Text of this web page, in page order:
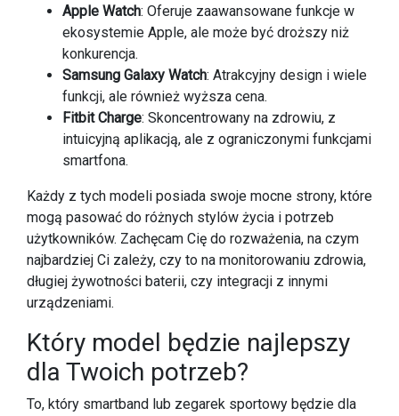
Apple Watch: Oferuje zaawansowane funkcje w
ekosystemie Apple, ale może być droższy niż
konkurencja.
Samsung Galaxy Watch: Atrakcyjny design i wiele
funkcji, ale również wyższa cena.
Fitbit Charge: Skoncentrowany na zdrowiu, z
intuicyjną aplikacją, ale z ograniczonymi funkcjami
smartfona.
Każdy z tych modeli posiada swoje mocne strony, które
mogą pasować do różnych stylów życia i potrzeb
użytkowników. Zachęcam Cię do rozważenia, na czym
najbardziej Ci zależy, czy to na monitorowaniu zdrowia,
długiej żywotności baterii, czy integracji z innymi
urządzeniami.
Który model będzie najlepszy
dla Twoich potrzeb?
To, który smartband lub zegarek sportowy będzie dla